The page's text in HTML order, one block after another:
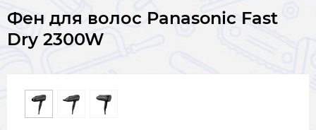
Фен для волос Panasonic Fast
Dry 2300W